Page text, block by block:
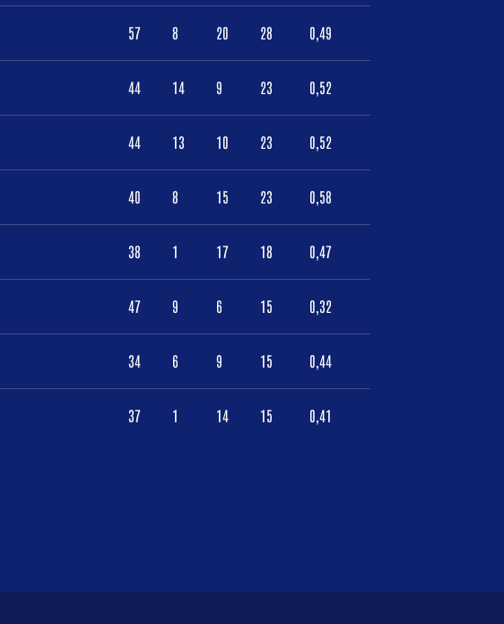
57 8 20 28 0,49
44 14 9 23 0,52
44 13 10 23 0,52
40 8 15 23 0,58
38 1 17 18 0,47
47 9 6 15 0,32
34 6 9 15 0,44
37 1 14 15 0,41